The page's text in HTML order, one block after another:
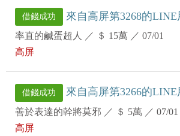
借錢成功 來自高屏第3268的
率直的鹹蛋超人 ／ ＄ 15萬 ／ 07/01
高屏
借錢成功 來自高屏第3266的
善於表達的幹將莫邪 ／ ＄ 5萬 ／ 07/01
高屏